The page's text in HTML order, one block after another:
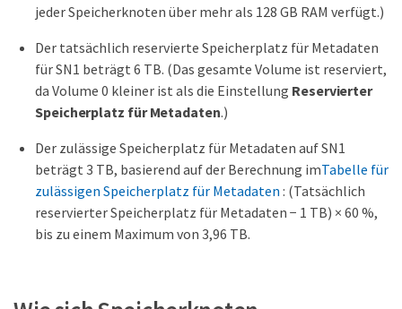
jeder Speicherknoten über mehr als 128 GB RAM verfügt.)
Der tatsächlich reservierte Speicherplatz für Metadaten
für SN1 beträgt 6 TB. (Das gesamte Volume ist reserviert,
da Volume 0 kleiner ist als die Einstellung Reservierter
Speicherplatz für Metadaten.)
Der zulässige Speicherplatz für Metadaten auf SN1
beträgt 3 TB, basierend auf der Berechnung imTabelle für
zulässigen Speicherplatz für Metadaten : (Tatsächlich
reservierter Speicherplatz für Metadaten − 1 TB) × 60 %,
bis zu einem Maximum von 3,96 TB.